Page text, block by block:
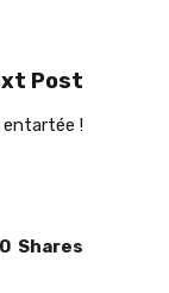
Post
!
0 Shares